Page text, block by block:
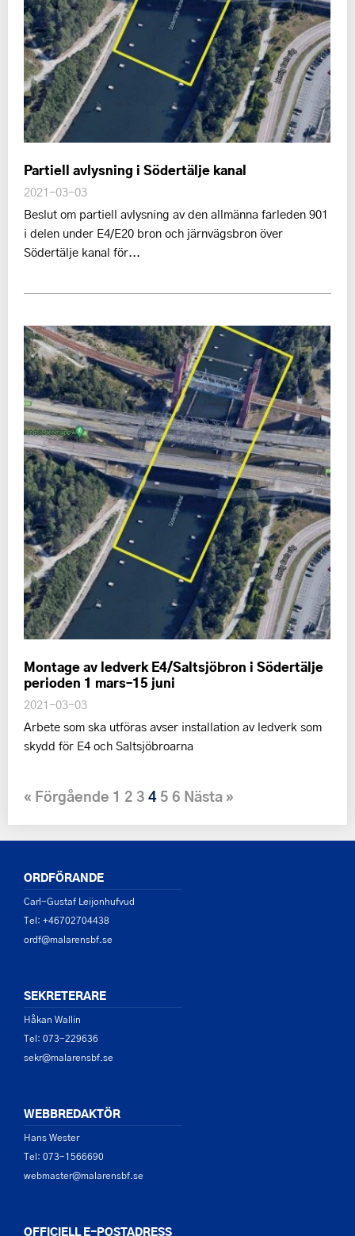
Partiell avlysning i Södertälje kanal
2021-03-03
Beslut om partiell avlysning av den allmänna farleden 901
i delen under E4/E20 bron och järnvägsbron över
Södertälje kanal för...
Montage av ledverk E4/Saltsjöbron i Södertälje
perioden 1 mars–15 juni
2021-03-03
Arbete som ska utföras avser installation av ledverk som
skydd för E4 och Saltsjöbroarna
« Förgående 1 2 3 4 5 6 Nästa »
ORDFÖRANDE
Carl-Gustaf Leijonhufvud
Tel: +46702704438
ordf@malarensbf.se
SEKRETERARE
Håkan Wallin
Tel: 073-229636
sekr@malarensbf.se
WEBBREDAKTÖR
Hans Wester
Tel: 073-1566690
webmaster@malarensbf.se
OFFICIELL E-POSTADRESS